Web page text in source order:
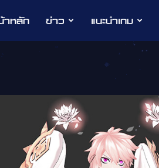
าหลัก ข่าว แนะนำเกม